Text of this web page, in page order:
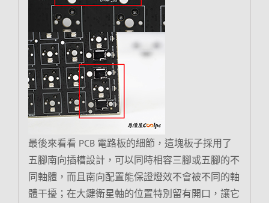
最後來看看 PCB 電路板的細節，這塊板子採用了
五腳南向插槽設計，可以同時相容三腳或五腳的不
同軸體，而且南向配置能保證燈效不會被不同的軸
體干擾；在大鍵衛星軸的位置特別留有開口，讓它